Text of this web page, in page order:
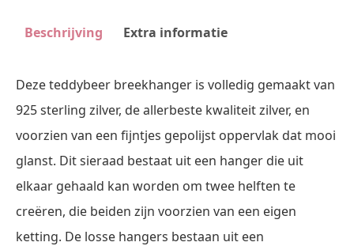
Beschrijving Extra informatie
Deze teddybeer breekhanger is volledig gemaakt van
925 sterling zilver, de allerbeste kwaliteit zilver, en
voorzien van een fijntjes gepolijst oppervlak dat mooi
glanst. Dit sieraad bestaat uit een hanger die uit
elkaar gehaald kan worden om twee helften te
creëren, die beiden zijn voorzien van een eigen
ketting. De losse hangers bestaan uit een